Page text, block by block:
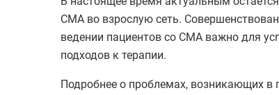
СМА во взрослую сеть.
ведении пациентов со СМА важно для
подходов к терапии.
Подробнее о проблемах, возникающих в